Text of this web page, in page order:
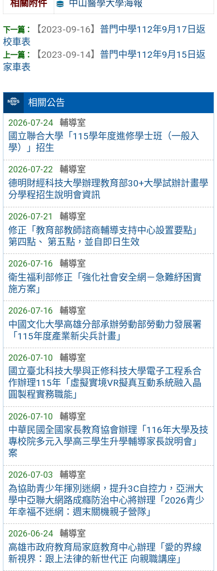
相關公告
2026-07-24 輔導室
國立聯合大學「115學年度進修學士班（一般入
學）」招生
2026-07-22 輔導室
德明財經科技大學辦理教育部30+大學試辦計畫學
分學程招生說明會資訊
2026-07-21 輔導室
修正「教育部教師諮商輔導支持中心設置要點」
第四點、 第五點，並自即日生效
2026-07-16 輔導室
衛生福利部修正「強化社會安全網－急難紓困實
施方案」
2026-07-16 輔導室
中國文化大學高雄分部承辦勞動部勞動力發展署
「115年度產業新尖兵計畫」
2026-07-10 輔導室
國立臺北科技大學與正修科技大學電子工程系合
作辦理115年「虛擬實境VR擬真互動系統融入晶
圓製程實務職能」
2026-07-10 輔導室
中華民國全國家長教育協會辦理「116年大學及技
專校院多元入學高三學生升學輔導家長說明會」
案
2026-07-03 輔導室
為協助青少年揮別迷網，提升3C自控力，亞洲大
學中亞聯大網路成癮防治中心將辦理「2026青少
年幸福不迷網：週末關機親子營隊」
2026-06-24 輔導室
高雄市政府教育局家庭教育中心辦理「愛的界線
新視界：跟上法律的新世代正 向親職講座」
相關附件
中山醫學大學海報
【2023-09-16】 普門中學112年9月17日返
校車表
【2023-09-14】 普門中學112年9月15日返
家車表